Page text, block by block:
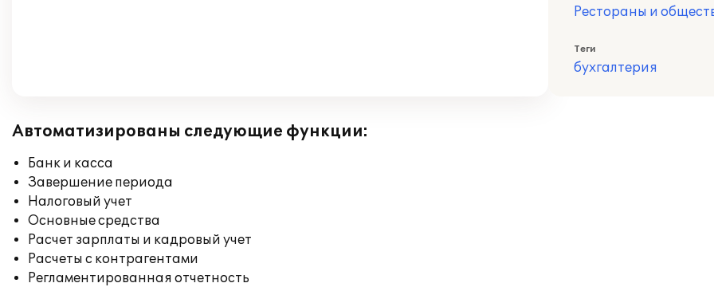
Рестораны и
Теги
бухгалтерия
Автоматизированы следующие функции:
Банк и касса
Завершение периода
Налоговый учет
Основные средства
Расчет зарплаты и кадровый учет
Расчеты с контрагентами
Регламентированная отчетность